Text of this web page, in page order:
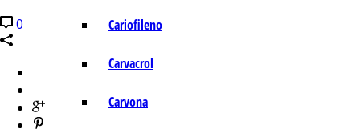
Cariofileno
Carvacrol
Carvona
0